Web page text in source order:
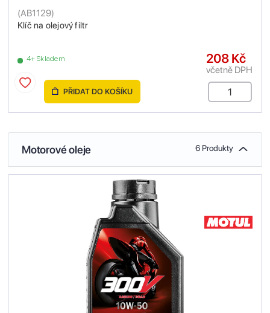
Klíč na olejový filtr
(AB1129)
4+ Skladem 208 Kč
včetně DPH
PŘIDAT DO KOŠÍKU
Motorové oleje 6 Produkty